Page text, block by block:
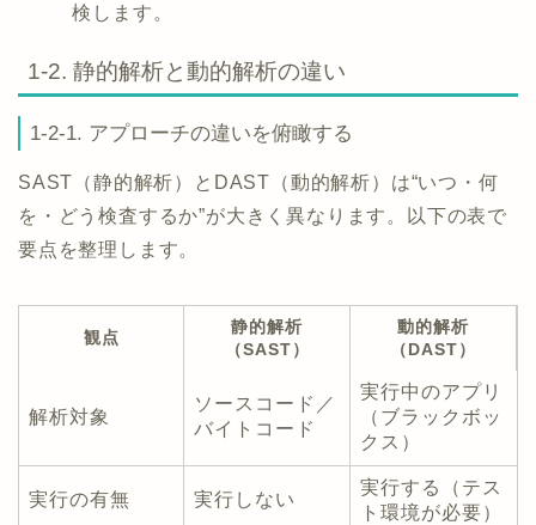
検します。
1-2. 静的解析と動的解析の違い
1-2-1. アプローチの違いを俯瞰する
SAST（静的解析）とDAST（動的解析）は“いつ・何
を・どう検査するか”が大きく異なります。以下の表で
要点を整理します。
観点
静的解析
（SAST）
動的解析
（DAST）
解析対象
ソースコード／
バイトコード
実行中のアプリ
（ブラックボッ
クス）
実行の有無 実行しない
実行する（テス
ト環境が必要）